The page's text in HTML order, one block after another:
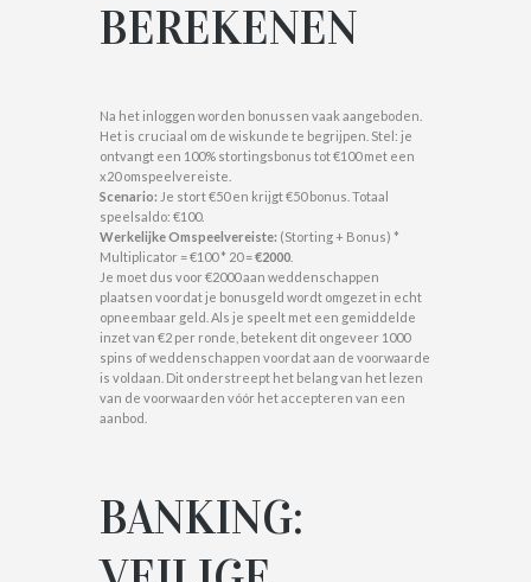
BEREKENEN
Na het inloggen worden bonussen vaak aangeboden.
Het is cruciaal om de wiskunde te begrijpen. Stel: je
ontvangt een 100% stortingsbonus tot €100 met een
x20 omspeelvereiste.
Scenario: Je stort €50 en krijgt €50 bonus. Totaal
speelsaldo: €100.
Werkelijke Omspeelvereiste: (Storting + Bonus) *
Multiplicator = €100 * 20 =€2000
Je moet dus voor €2000 aan weddenschappen
plaatsen voordat je bonusgeld wordt omgezet in echt
opneembaar geld. Als je speelt met een gemiddelde
inzet van €2 per ronde, betekent dit ongeveer 1000
spins of weddenschappen voordat aan de voorwaarde
is voldaan. Dit onderstreept het belang van het lezen
van de voorwaarden vóór het accepteren van een
aanbod.
BANKING: